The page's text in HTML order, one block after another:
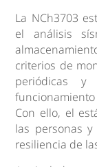
La NCh3703
el análisis
criterios de
periódicas y
Con ello, el
las personas
resiliencia de